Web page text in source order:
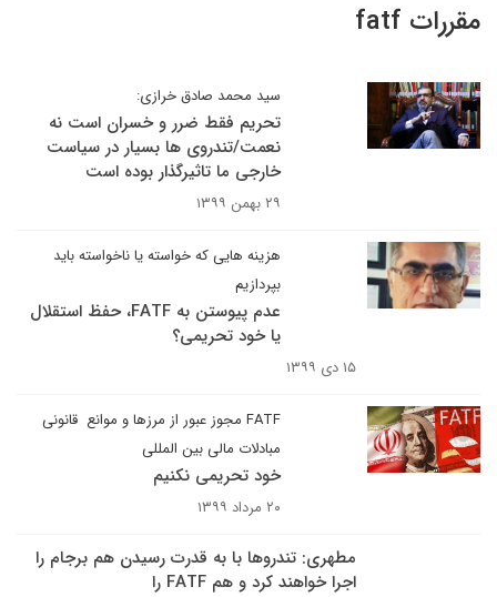
مقررات fatf
سید محمد صادق خرازی:
تحریم فقط ضرر و خسران است نه
نعمت/تندروی ها بسیار در سیاست
خارجی ما تاثیرگذار بوده است
۲۹ بهمن ۱۳۹۹
هزینه هایی که خواسته یا ناخواسته باید
بپردازیم
عدم پیوستن به FATF، حفظ استقلال
یا خود تحریمی؟
۱۵ دی ۱۳۹۹
FATF مجوز عبور از مرزها و موانع قانونی
مبادلات مالی بین المللی
خود تحریمی نکنیم
۲۰ مرداد ۱۳۹۹
مطهری: تندروها با به قدرت رسیدن هم برجام را
اجرا خواهند کرد و هم FATF را